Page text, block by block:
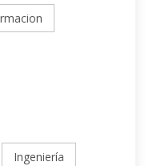
Ingeniería